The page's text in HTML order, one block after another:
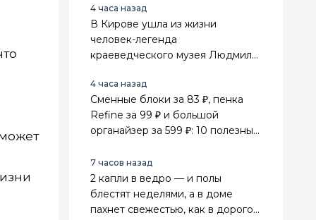
нулевые
4 часа назад
В Кирове ушла из жизни
человек-легенда
краеведческого музея Людмила
4 часа назад
Сменные блоки за 83 ₽, пенка
Refine за 99 ₽ и большой
органайзер за 599 ₽: 10 полезных
7 часов назад
2 капли в ведро — и полы
блестят неделями, а в доме
пахнет свежестью, как в дорогом